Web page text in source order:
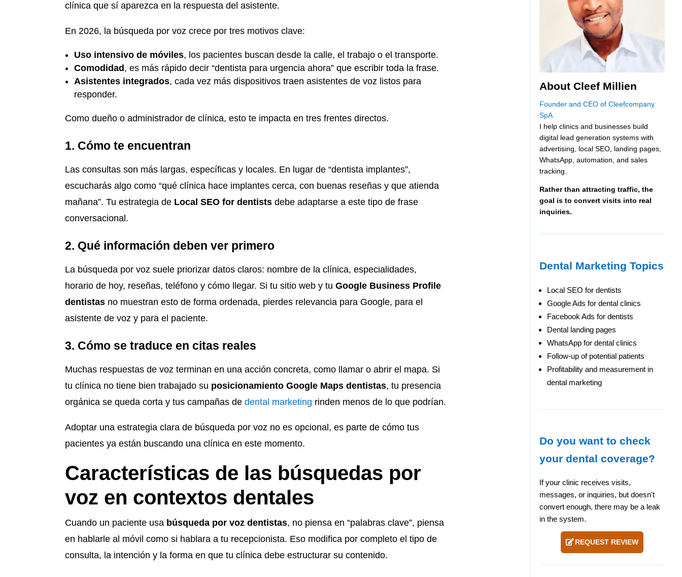
clínica que sí aparezca en la respuesta del asistente.
En 2026, la búsqueda por voz crece por tres motivos clave:
Uso intensivo de móviles, los pacientes buscan desde la calle, el trabajo o el transporte.
Comodidad , es más rápido decir “dentista para urgencia ahora” que escribir toda la frase.
Asistentes integrados, cada vez más dispositivos traen asistentes de voz listos para
responder.
Como dueño o administrador de clínica, esto te impacta en tres frentes directos.
1. Cómo te encuentran
Las consultas son más largas, específicas y locales. En lugar de “dentista implantes”,
escucharás algo como “qué clínica hace implantes cerca, con buenas reseñas y que atienda
mañana”. Tu estrategia de Local SEO for dentistsdebe adaptarse a este tipo de frase
conversacional.
2. Qué información deben ver primero
La búsqueda por voz suele priorizar datos claros: nombre de la clínica, especialidades,
horario de hoy, reseñas, teléfono y cómo llegar. Si tu sitio web y tu Google Business Profile
dentistasno muestran esto de forma ordenada, pierdes relevancia para Google, para el
asistente de voz y para el paciente.
3. Cómo se traduce en citas reales
Muchas respuestas de voz terminan en una acción concreta, como llamar o abrir el mapa. Si
tu clínica no tiene bien trabajado su posicionamiento Google Maps dentistas, tu presencia
orgánica se queda corta y tus campañas de dental marketing rinden menos de lo que podrían.
Adoptar una estrategia clara de búsqueda por voz no es opcional, es parte de cómo tus
pacientes ya están buscando una clínica en este momento.
Características de las búsquedas por
voz en contextos dentales
Cuando un paciente usa búsqueda por voz dentistas, no piensa en “palabras clave”, piensa
en hablarle al móvil como si hablara a tu recepcionista. Eso modifica por completo el tipo de
consulta, la intención y la forma en que tu clínica debe estructurar su contenido.
About Cleef Millien
Founder and CEO of Cleefcompany
SpA
I help clinics and businesses build
digital lead generation systems with
advertising, local SEO, landing pages,
WhatsApp, automation, and sales
tracking.
Rather than attracting traffic, the
goal is to convert visits into real
inquiries.
Dental Marketing Topics
Local SEO for dentists
Google Ads for dental clinics
Facebook Ads for dentists
Dental landing pages
WhatsApp for dental clinics
Follow-up of potential patients
Profitability and measurement in
dental marketing
Do you want to check
your dental coverage?
If your clinic receives visits,
messages, or inquiries, but doesn't
convert enough, there may be a leak
in the system.
REQUEST REVIEW